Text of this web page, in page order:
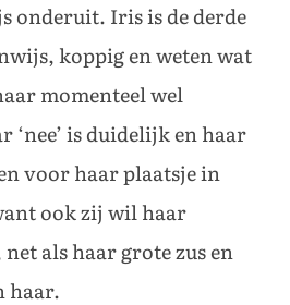
onderuit. Iris is de derde
koppig en weten wat
momenteel wel
‘nee’ is duidelijk en haar
voor haar plaatsje in
ook zij wil haar
als haar grote zus en
haar.